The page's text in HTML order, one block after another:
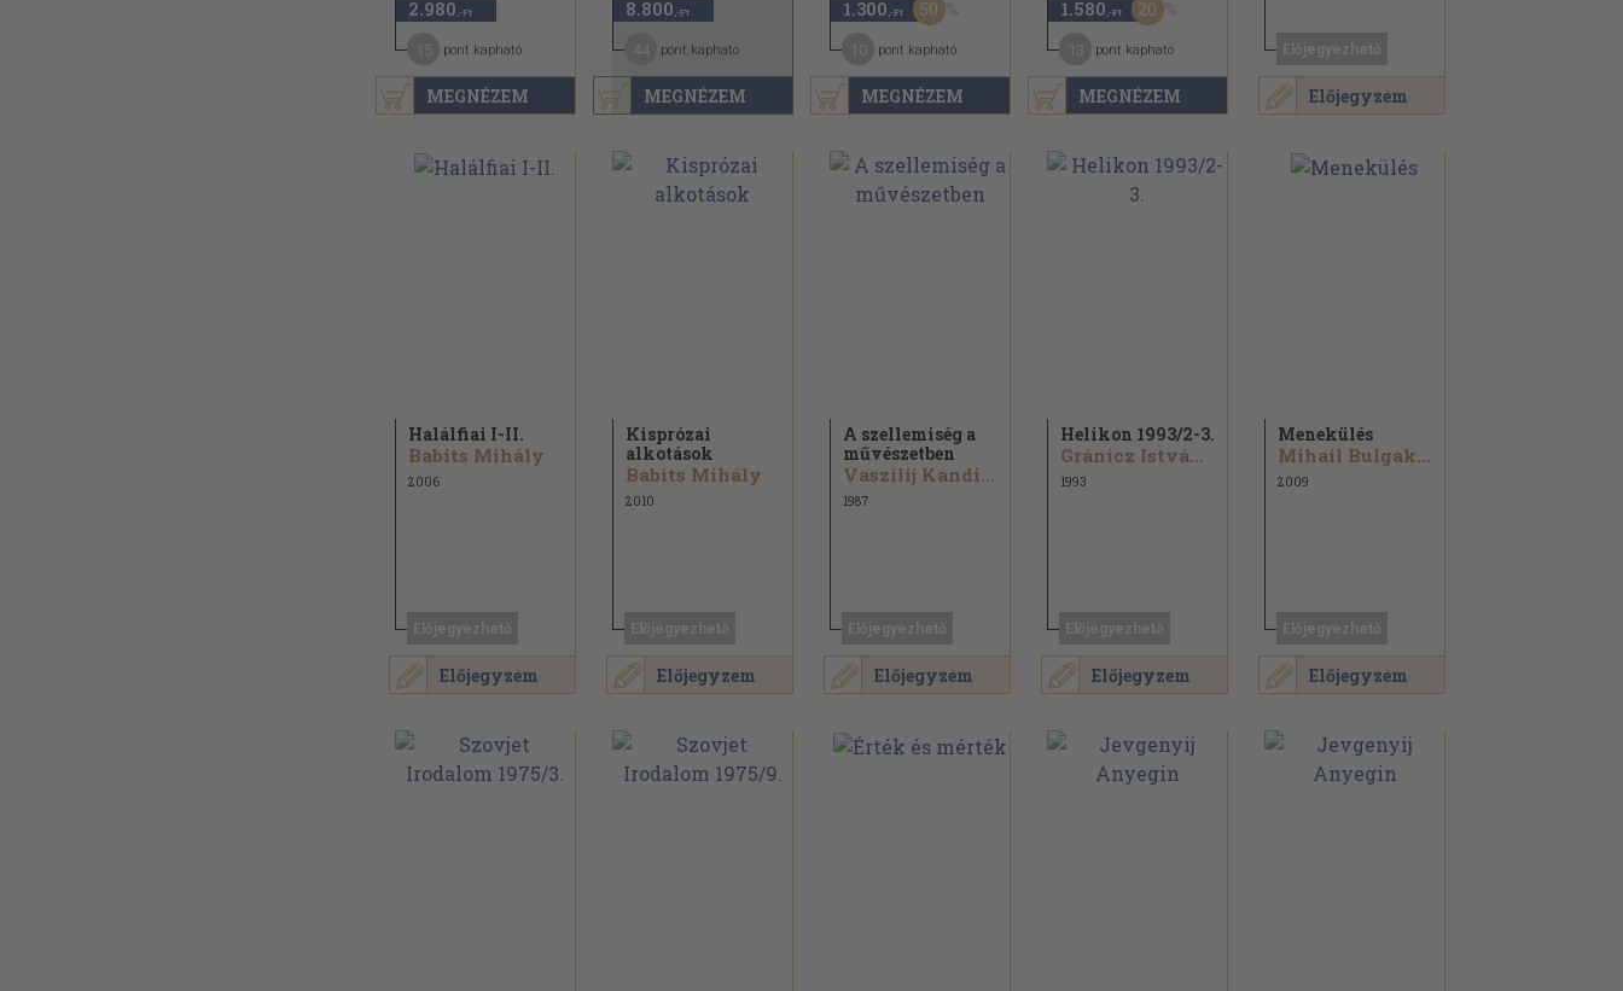
MEGNÉZEM
2.980 ,-Ft
pont kapható
MEGNÉZEM
8.800 ,-Ft
pont kapható
MEGNÉZEM
1.300 ,-Ft 50
pont kapható
MEGNÉZEM
1.580 ,-Ft 20
pont kapható
Előjegyzem
Előjegyzem
Halálfiai I-II.
Babits Mihály
2006
Előjegyzem
Kisprózai
alkotások
Babits Mihály
2010
Előjegyzem
A szellemiség a
művészetben
Vaszilij Kandinszkij
1987
Előjegyzem
Helikon 1993/2-3.
Gránicz István...
1993
Előjegyzem
Menekülés
Mihail Bulgakov
2009